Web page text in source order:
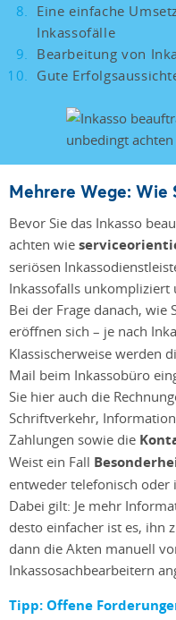
Eine einfache
Inkassofälle
Bearbeitung von
Gute
Mehrere Wege: Wie
Bevor Sie das Inkasso
achten wie
seriösen
Inkassofalls
Bei der Frage danach, wie
eröffnen sich – je nach
Klassischerweise werden
Mail beim Inkassobüro
Sie hier auch die
Schriftverkehr,
Zahlungen sowie die
Weist ein Fall
entweder telefonisch oder
Dabei gilt: Je mehr
desto einfacher ist es, ihn
dann die Akten manuell
Inkassosachbearbeitern
Tipp: Offene